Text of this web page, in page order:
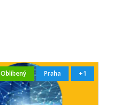
Oblíbený Praha +1